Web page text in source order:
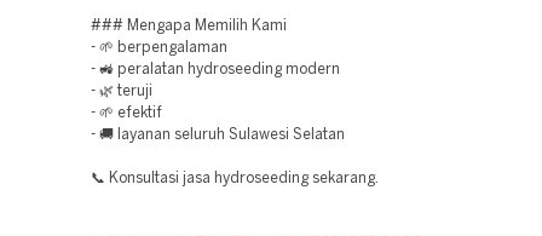
### Mengapa Memilih Kami
- 🌱 berpengalaman
- 🚜 peralatan hydroseeding modern
- 🌿 teruji
- 🌱 efektif
- 🚚 layanan seluruh Sulawesi Selatan
📞 Konsultasi jasa hydroseeding sekarang.